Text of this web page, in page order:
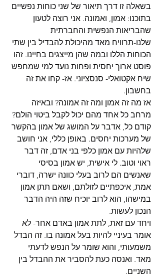
בשאלה זו דרך תיאור של שני כוחות נפשיים
בתוכנו: אמון, ואמונה. אני רוצה לטעון
שהבריאות הנפשית והחברתית
שלנו-תרוויח מאד מהיכולת להבדיל בין שתי
הכוחות הללו ובמה שהן מייצגים בחיינו. זהו
פוסט ארוך יחסית ופחות נועד למי שמחפש
שיח אקטואלי- סנסציוני. אז- קחו את זה
בחשבון.
אז מה זה אמון ומה זה אמונה? ובאיזה
מרחב כל אחד מהם יכול לקבל ביטוי הולם?
קודם כל, אדבר על המושג של אמון בהקשר
של מערכות יחסים. באופן כללי, אני חושב
שלהיות עם אמון כלפי בני אדם, זה דבר
ראוי וטוב. לי אישית, יש אמון בסיסי
שאנשים הם לרוב בעלי כוונה ישרה, דוברי
אמת, איכפתיים לזולתם, ושאם תתן אמון
במישהו, הוא לרוב יוכיח שזה היה הדבר
הנכון לעשות.
ויחד עם זאת, לתת אמון באדם אחר- לא
אומר בעיניי להיות בעל אמונה בו. זה הבדל
משמעותי, והוא שומר על הנפש לדעתי
מאד. ואנסה כעת להסביר את ההבדל בין
השניים.